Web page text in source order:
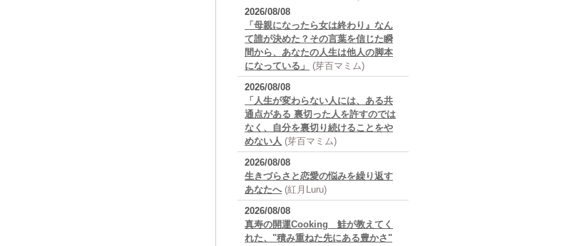
2026/08/08
「母親になったら女は終わり』なん
て誰が決めた？その言葉を信じた瞬
間から、あなたの人生は他人の脚本
になっている」
(芽百マミム)
2026/08/08
「人生が変わらない人には、ある共
通点がある 裏切った人を許すのでは
なく、自分を裏切り続けることをや
めない人 (芽百マミム)
2026/08/08
生きづらさと恋愛の悩みを繰り返す
あなたへ (紅月Luru)
2026/08/08
真寿の開運Cooking 鮭が教えてく
れた、"積み重ねた先にある豊かさ"